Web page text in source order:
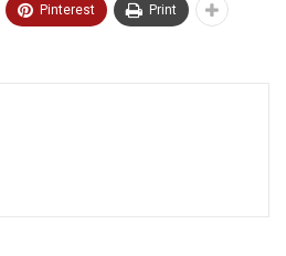
Pinterest Print